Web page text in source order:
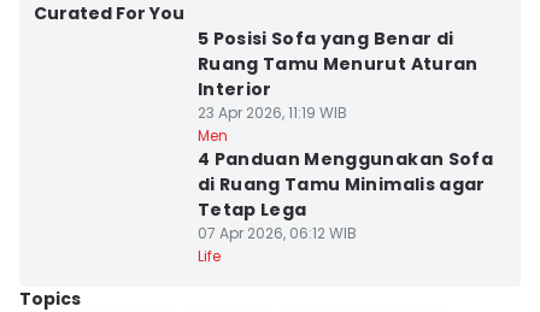
Curated For You
5 Posisi Sofa yang Benar di
Ruang Tamu Menurut Aturan
Interior
23 Apr 2026, 11:19 WIB
Men
4 Panduan Menggunakan Sofa
di Ruang Tamu Minimalis agar
Tetap Lega
07 Apr 2026, 06:12 WIB
Life
Topics